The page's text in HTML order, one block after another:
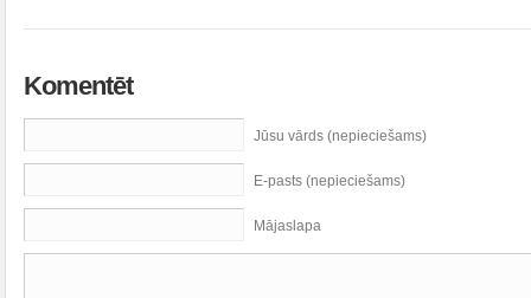
Komentēt
Jūsu vārds (nepieciešams)
E-pasts (nepieciešams)
Mājaslapa